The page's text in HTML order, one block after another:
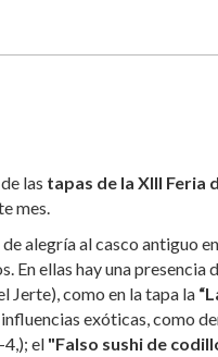
las tapas de la XIII Feria
mes.
alegría al casco antiguo
En ellas hay una presencia
Jerte), como en la tapa la
exóticas, como
el "Falso sushi de